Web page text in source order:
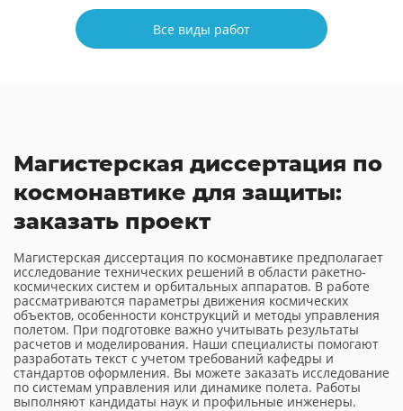
Все виды работ
Магистерская диссертация по
космонавтике для защиты:
заказать проект
Магистерская диссертация по космонавтике предполагает
исследование технических решений в области ракетно-
космических систем и орбитальных аппаратов. В работе
рассматриваются параметры движения космических
объектов, особенности конструкций и методы управления
полетом. При подготовке важно учитывать результаты
расчетов и моделирования. Наши специалисты помогают
разработать текст с учетом требований кафедры и
стандартов оформления. Вы можете заказать исследование
по системам управления или динамике полета. Работы
выполняют кандидаты наук и профильные инженеры.